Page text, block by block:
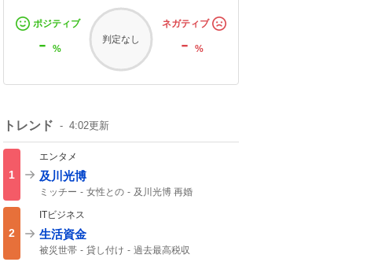
ポジティブ
- %
判定なし
ネガティブ
-%
トレンド 4:02更新
1
エンタメ
及川光博
ミッチー 女性との
及川光博 再婚
俳優として
2
ITビジネス
生活資金
被災世帯 貸し付け
過去最高税収